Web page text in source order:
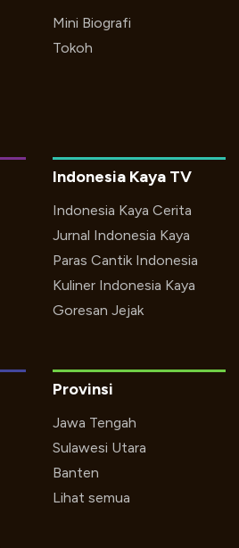
Mini Biografi
Tokoh
Indonesia Kaya TV
Indonesia Kaya Cerita
Jurnal Indonesia Kaya
Paras Cantik Indonesia
Kuliner Indonesia Kaya
Goresan Jejak
Provinsi
Jawa Tengah
Sulawesi Utara
Banten
Lihat semua